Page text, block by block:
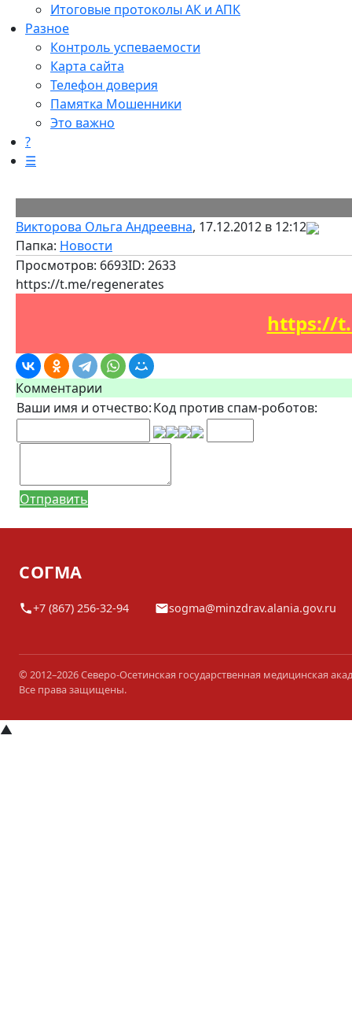
Итоговые протоколы АК и АПК
Разное
Контроль успеваемости
Карта сайта
Телефон доверия
Памятка Мошенники
Это важно
?
☰
Викторова Ольга Андреевна, 17.12.2012 в 12:12
Папка: Новости
Просмотров: 6693ID: 2633
https://t.me/regenerates
https://
Комментарии
Ваши имя и отчество:Код против спам-роботов:
Отправить
СОГМА
+7 (867) 256-32-94 sogma@minzdrav.alania.gov.ru
© 2012–2026 Северо-Осетинская государственная медицинская
Все права защищены.
▲